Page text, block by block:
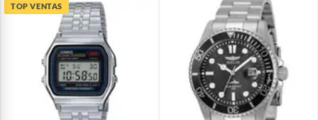
TOP VENTAS